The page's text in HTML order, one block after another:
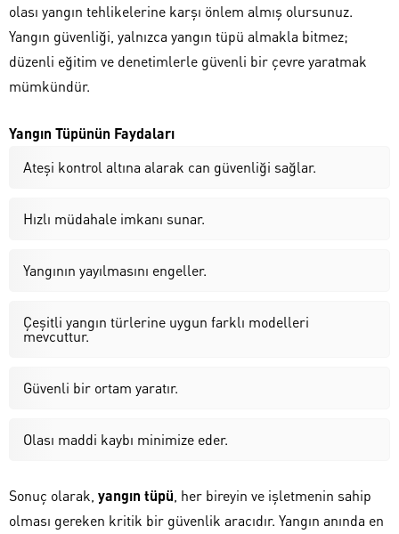
olası yangın tehlikelerine karşı önlem almış olursunuz.
Yangın güvenliği, yalnızca yangın tüpü almakla bitmez;
düzenli eğitim ve denetimlerle güvenli bir çevre yaratmak
mümkündür.
Yangın Tüpünün Faydaları
Ateşi kontrol altına alarak can güvenliği sağlar.
Hızlı müdahale imkanı sunar.
Yangının yayılmasını engeller.
Çeşitli yangın türlerine uygun farklı modelleri
mevcuttur.
Güvenli bir ortam yaratır.
Olası maddi kaybı minimize eder.
Sonuç olarak, yangın tüpü , her bireyin ve işletmenin sahip
olması gereken kritik bir güvenlik aracıdır. Yangın anında en